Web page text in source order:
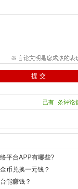
已有 条评论
平台APP有哪些?
币兑换一元钱？
能赚钱？